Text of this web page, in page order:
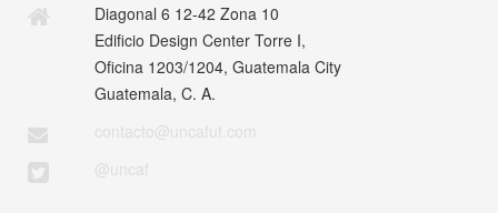
Diagonal 6 12-42 Zona 10
Edificio Design Center Torre I,
Oficina 1203/1204, Guatemala City
Guatemala, C. A.
contacto@uncafut.com
@uncaf